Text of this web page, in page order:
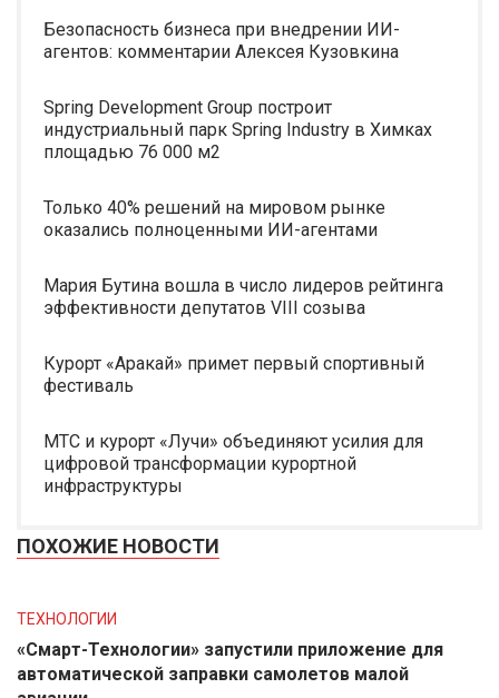
Безопасность бизнеса при внедрении ИИ-
агентов: комментарии Алексея Кузовкина
Spring Development Group построит
индустриальный парк Spring Industry в Химках
площадью 76 000 м2
Только 40% решений на мировом рынке
оказались полноценными ИИ-агентами
Мария Бутина вошла в число лидеров рейтинга
эффективности депутатов VIII созыва
Курорт «Аракай» примет первый спортивный
фестиваль
МТС и курорт «Лучи» объединяют усилия для
цифровой трансформации курортной
инфраструктуры
ПОХОЖИЕ НОВОСТИ
ТЕХНОЛОГИИ
«Смарт-Технологии» запустили приложение для
автоматической заправки самолетов малой